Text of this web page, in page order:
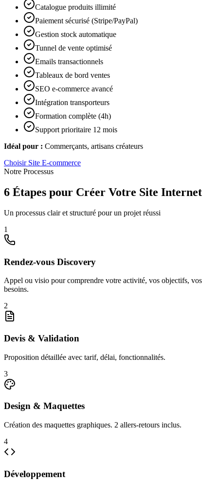
Catalogue produits illimité
Paiement sécurisé (Stripe/PayPal)
Gestion stock automatique
Tunnel de vente optimisé
Emails transactionnels
Tableaux de bord ventes
SEO e-commerce avancé
Intégration transporteurs
Formation complète (4h)
Support prioritaire 12 mois
Idéal pour : Commerçants, artisans créateurs
Choisir Site E-commerce
Notre Processus
6 Étapes pour Créer Votre Site Internet
Un processus clair et structuré pour un projet réussi
1
Rendez-vous Discovery
Appel ou visio pour comprendre votre activité, vos objectifs, vos
besoins.
2
Devis & Validation
Proposition détaillée avec tarif, délai, fonctionnalités.
3
Design & Maquettes
Création des maquettes graphiques. 2 allers-retours inclus.
4
Développement